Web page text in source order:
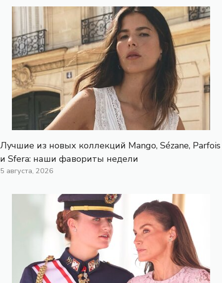
Лучшие из новых коллекций Mango, Sézane, Parfois
и Sfera: наши фавориты недели
5 августа, 2026